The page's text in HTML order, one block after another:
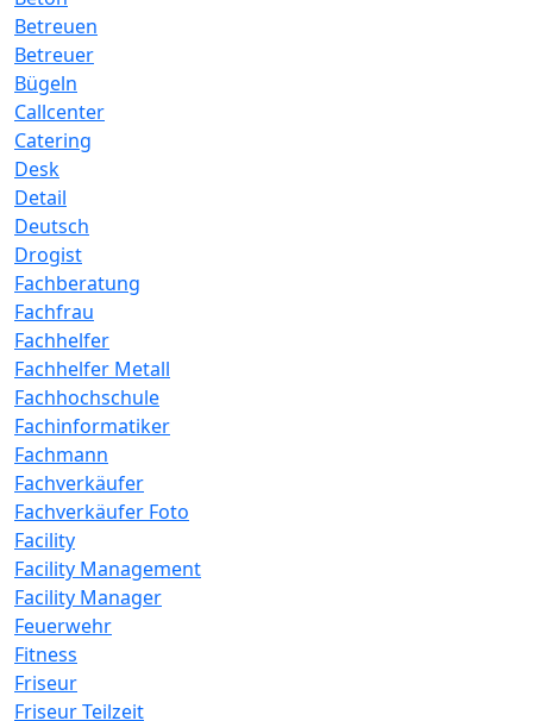
Betreuen
Betreuer
Bügeln
Callcenter
Catering
Desk
Detail
Deutsch
Drogist
Fachberatung
Fachfrau
Fachhelfer
Fachhelfer Metall
Fachhochschule
Fachinformatiker
Fachmann
Fachverkäufer
Fachverkäufer Foto
Facility
Facility Management
Facility Manager
Feuerwehr
Fitness
Friseur
Friseur Teilzeit